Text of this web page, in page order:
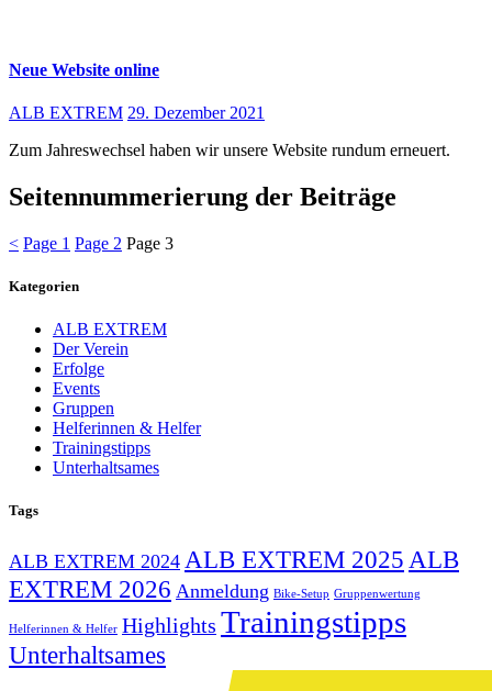
Neue Website online
ALB EXTREM 29. Dezember 2021
Zum Jahreswechsel haben wir unsere Website rundum erneuert.
Seitennummerierung der Beiträge
< Page 1 Page 2 Page 3
Kategorien
ALB EXTREM
Der Verein
Erfolge
Events
Gruppen
Helferinnen & Helfer
Trainingstipps
Unterhaltsames
Tags
ALB EXTREM 2024 ALB EXTREM 2025 ALB
EXTREM 2026 Anmeldung Bike-Setup Gruppenwertung
Helferinnen & Helfer Highlights Trainingstipps
Unterhaltsames